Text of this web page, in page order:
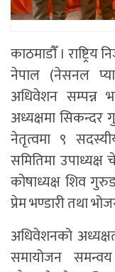
काठमाडाैँ ।
नेपाल (नेसनल
अधिवेशन सम्पन्न
अध्यक्षमा सिकन्दर
नेतृत्वमा ९
समितिमा उपाध्यक्ष
कोषाध्यक्ष शिव
प्रेम भण्डारी तथा
अधिवेशनको
समायोजन